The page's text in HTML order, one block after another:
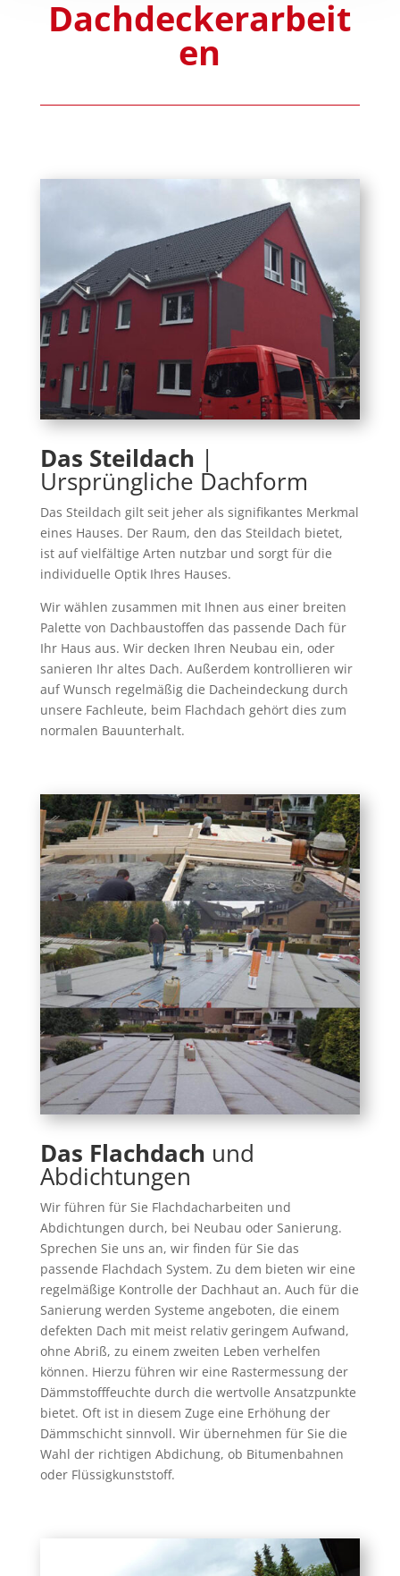
Dachdeckerarbeit
en
Das Steildach |
Ursprüngliche Dachform
Das Steildach gilt seit jeher als signifikantes Merkmal
eines Hauses. Der Raum, den das Steildach bietet,
ist auf vielfältige Arten nutzbar und sorgt für die
individuelle Optik Ihres Hauses.
Wir wählen zusammen mit Ihnen aus einer breiten
Palette von Dachbaustoffen das passende Dach für
Ihr Haus aus. Wir decken Ihren Neubau ein, oder
sanieren Ihr altes Dach. Außerdem kontrollieren wir
auf Wunsch regelmäßig die Dacheindeckung durch
unsere Fachleute, beim Flachdach gehört dies zum
normalen Bauunterhalt.
Das Flachdach und
Abdichtungen
Wir führen für Sie Flachdacharbeiten und
Abdichtungen durch, bei Neubau oder Sanierung.
Sprechen Sie uns an, wir finden für Sie das
passende Flachdach System. Zu dem bieten wir eine
regelmäßige Kontrolle der Dachhaut an. Auch für die
Sanierung werden Systeme angeboten, die einem
defekten Dach mit meist relativ geringem Aufwand,
ohne Abriß, zu einem zweiten Leben verhelfen
können. Hierzu führen wir eine Rastermessung der
Dämmstofffeuchte durch die wertvolle Ansatzpunkte
bietet. Oft ist in diesem Zuge eine Erhöhung der
Dämmschicht sinnvoll. Wir übernehmen für Sie die
Wahl der richtigen Abdichung, ob Bitumenbahnen
oder Flüssigkunststoff.